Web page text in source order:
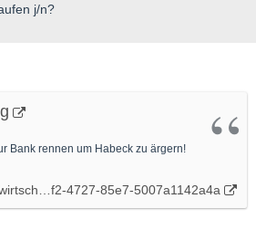
j/n?
Bank rennen um Habeck zu ärgern!
4727-85e7-5007a1142a4a